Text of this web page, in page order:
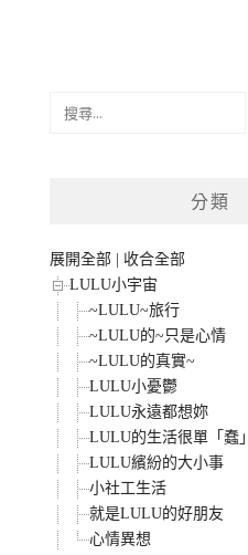
分類
展開全部
收合全部
LULU小宇宙
~LULU~旅行
~LULU的~只是心情
~LULU的真實~
LULU小憂鬱
LULU永遠都想妳
LULU的生活很單「蠢」
LULU繽紛的大小事
小社工生活
就是LULU的好朋友
心情異想